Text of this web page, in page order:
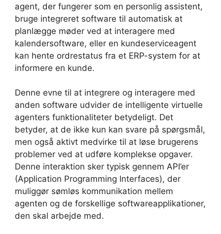
agent, der fungerer som en personlig assistent,
bruge integreret software til automatisk at
planlægge møder ved at interagere med
kalendersoftware, eller en kundeserviceagent
kan hente ordrestatus fra et ERP-system for at
informere en kunde.
Denne evne til at integrere og interagere med
anden software udvider de intelligente virtuelle
agenters funktionaliteter betydeligt. Det
betyder, at de ikke kun kan svare på spørgsmål,
men også aktivt medvirke til at løse brugerens
problemer ved at udføre komplekse opgaver.
Denne interaktion sker typisk gennem API’er
(Application Programming Interfaces), der
muliggør sømløs kommunikation mellem
agenten og de forskellige softwareapplikationer,
den skal arbejde med.